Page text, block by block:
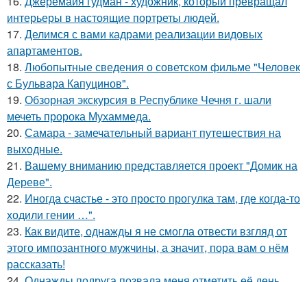
интерьеры в настоящие портреты людей.
17. Делимся с вами кадрами реализации видовых
апартаментов.
18. Любопытные сведения о советском фильме "Человек
с Бульвара Капуцинов".
19. Обзорная экскурсия в Республике Чечня г. шали
мечеть пророка Мухаммеда.
20. Самара - замечательный вариант путешествия на
выходные.
21. Вашему вниманию представляется проект "Домик на
Дереве".
22. Иногда счастье - это просто прогулка там, где когда-то
ходили гении …".
23. Как видите, однажды я не смогла отвести взгляд от
этого импозантного мужчины, а значит, пора вам о нём
рассказать!